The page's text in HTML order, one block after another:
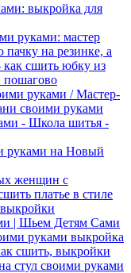
выкройка для
руками: мастер
на резинке, а
как сшить юбку из
пошагово
руками / Мастер-
своими руками
- Школа шитья -
руками на Новый
женщин с
платье в стиле
| Шьем Детям Сами
руками выкройка
сшить, выкройки
стул своими руками